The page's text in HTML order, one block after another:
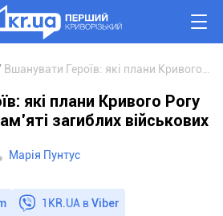
які плани Кривого Рогу
загиблих військових
Марія Пунтус
1KR.UA вViber